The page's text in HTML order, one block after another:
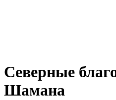
Северные
Шамана